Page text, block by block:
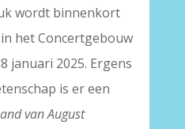
wordt binnenkort
het Concertgebouw
januari 2025. Ergens
is er een
van August